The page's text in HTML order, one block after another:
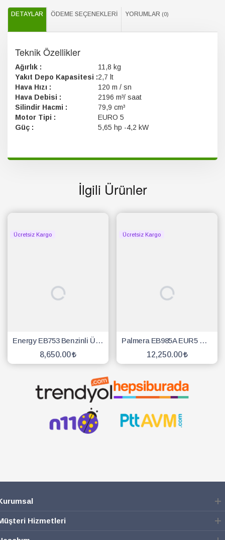
DETAYLAR ÖDEME SEÇENEKLERI YORUMLAR (0)
Teknik Özellikler
Ağırlık :
11,8 kg
Yakıt Depo Kapasitesi :2,7 lt
Hava Hızı :
120 m / sn
Hava Debisi :
2196 m³/ saat
Silindir Hacmi :
79,9 cm³
Motor Tipi :
EURO 5
Güç :
5,65 hp -4,2 kW
İlgili Ürünler
Ücretsiz Kargo
Energy EB753 Benzinli Üfleme Makinesi 2.54 Hp
8,650.00
Ücretsiz Kargo
Palmera EB985A EUR5 Üfleme Makinesi Sırt Tipi
12,250.00
Hizmetleri